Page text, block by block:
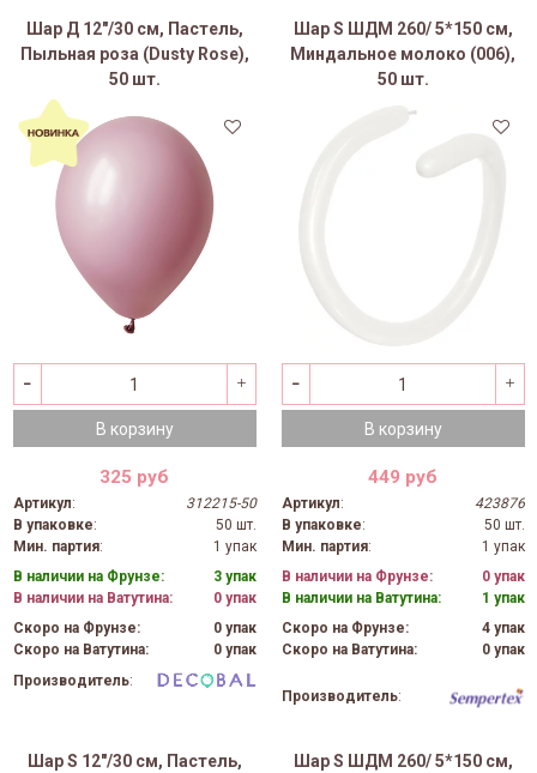
Шар Д 12"/30 см, Пастель,
Пыльная роза (Dusty Rose),
50 шт.
В корзину
325 руб
Артикул:
312215-50
В упаковке:
50 шт.
Мин. партия:
1 упак
В наличии на Фрунзе:
3 упак
В наличии на Ватутина:
0 упак
Скоро на Фрунзе:
0 упак
Скоро на Ватутина:
0 упак
Производитель:
Шар S ШДМ 260/ 5*150 см,
Миндальное молоко (006),
50 шт.
В корзину
449 руб
Артикул:
423876
В упаковке:
50 шт.
Мин. партия:
1 упак
В наличии на Фрунзе:
0 упак
В наличии на Ватутина:
1 упак
Скоро на Фрунзе:
4 упак
Скоро на Ватутина:
0 упак
Производитель:
Шар S 12"/30 см, Пастель,
Шар S ШДМ 260/ 5*150 см,